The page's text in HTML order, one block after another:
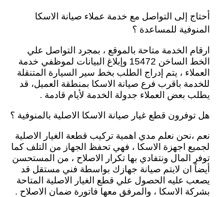
أحتاج إلى التواصل مع خدمة عملاء صيانة الاسكا
المنوفية للمساعدة ؟
ارقام الخدمة متاحة بالموقع ، بمجرد التواصل علي
الخط الساخن 15472 وإبلاغ البيانات لموظفي خدمة
العملاء ، يتم إدراج الطلب بخط سير السيارة المتنقلة
للخدمة باقرب فرع صيانة الاسكا بمنطقة العميل، قد
يطلب بعض العملاء جدولة الخدمة لأيام قادمة .
هل توفرون قطع غيار صيانة الاسكا الاصلية بالمنوفية ؟
نعم ،نحن نعلم مدي اهمية تركيب قطعة الغيار الاصلية
لجميع اجهزة الاسكا ، فهي تحفظ الجهاز من التلف كما
توفر المال ونتفادي بها تكرار الاصلاح ، من المستحسن
أيضاً ان لايتم صيانة جهازك بواسطة فني مستقل قد
يصعب عليه الحصول علي قطع الغيار الاصلية المتاحة
بشركة الاسكا ، والمرفق معها فاتورة ضمان الاصلاح .